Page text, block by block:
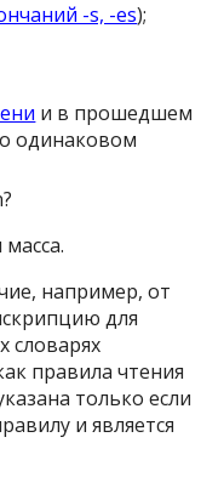
-s, -es);
и в прошедшем
одинаковом
например, от
для
словарях
правила чтения
только если
и является